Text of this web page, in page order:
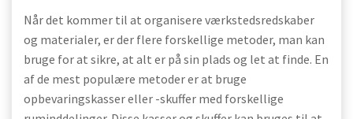
Når det kommer til at organisere værkstedsredskaber
og materialer, er der flere forskellige metoder, man kan
bruge for at sikre, at alt er på sin plads og let at finde. En
af de mest populære metoder er at bruge
opbevaringskasser eller -skuffer med forskellige